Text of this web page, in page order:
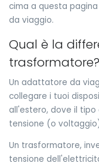
cima a questa
da viaggio.
Qual è la
trasformatore?
Un adattatore da
collegare i tuoi
all'estero, dove il tipo
tensione (o
Un trasformatore,
tensione